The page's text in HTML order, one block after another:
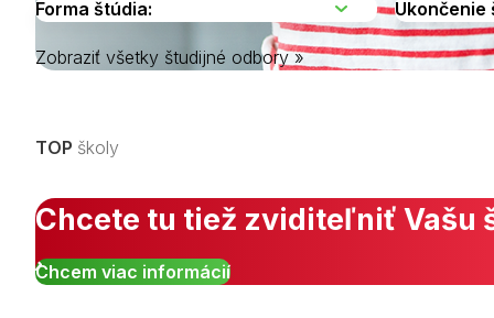
Zobraziť všetky študijné odbory »
TOP školy
Chcete tu tiež zviditeľniť Vašu
Chcem viac informácií